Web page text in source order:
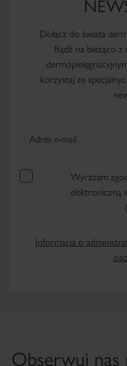
Dołącz do świata
Bądź na bieżąco
korzystaj ze
Adres e-mail
Wyrażam
elektroniczną
Informacja o
Obserwuj nas